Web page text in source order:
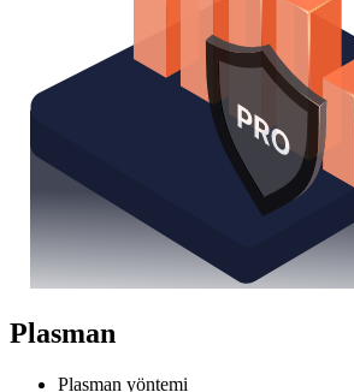
Plasman
Plasman yöntemi